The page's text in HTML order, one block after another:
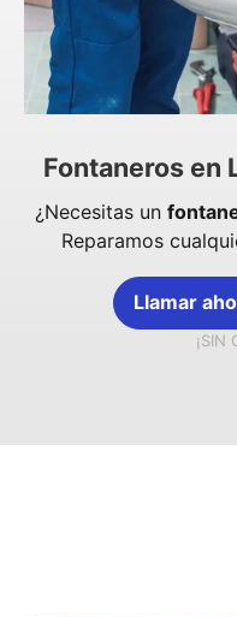
Fontaneros en
¿Necesitas un
Reparamos
Llamar
¡SIN